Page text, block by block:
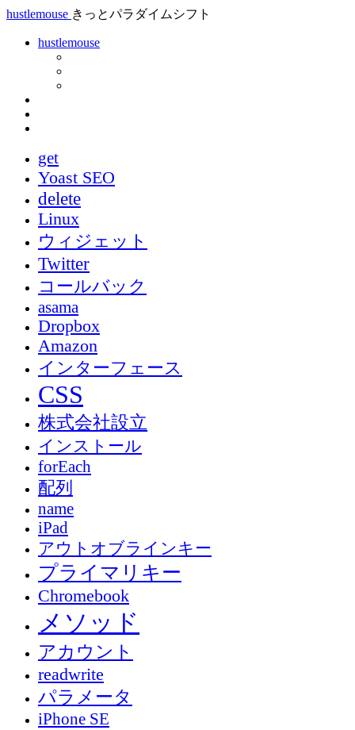
hustlemouse きっとパラダイムシフト
hustlemouse
get
Yoast SEO
delete
Linux
ウィジェット
Twitter
コールバック
asama
Dropbox
Amazon
インターフェース
CSS
株式会社設立
インストール
forEach
配列
name
iPad
アウトオブラインキー
プライマリキー
Chromebook
メソッド
アカウント
readwrite
パラメータ
iPhone SE